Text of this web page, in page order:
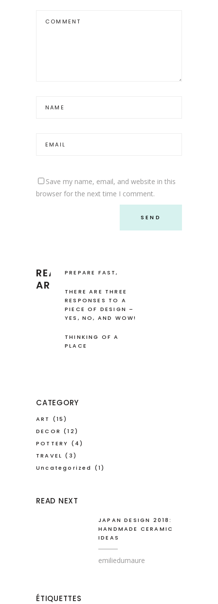
Save my name, email, and website in this
browser for the next time I comment.
READ RECENT
ARTICLES
PREPARE FAST,
FOOD
THERE ARE THREE
RESPONSES TO A
PIECE OF DESIGN –
YES, NO, AND WOW!
THINKING OF A
PLACE
CATEGORY
ART
(15)
DECOR (12)
POTTERY (4)
TRAVEL (3)
Uncategorized
(1)
READ NEXT
JAPAN DESIGN 2018:
HANDMADE CERAMIC
IDEAS
emiliedumaure
ÉTIQUETTES